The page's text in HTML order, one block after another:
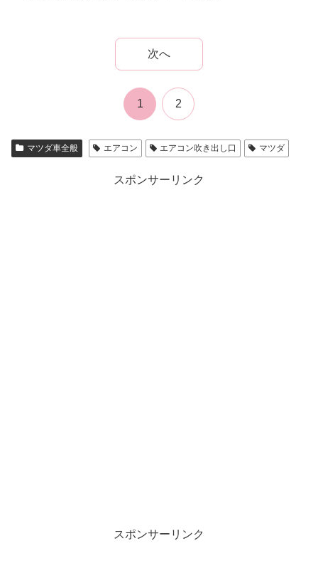
次へ
1 2
マツダ車全般 エアコン エアコン吹き出し口 マツダ
スポンサーリンク
スポンサーリンク